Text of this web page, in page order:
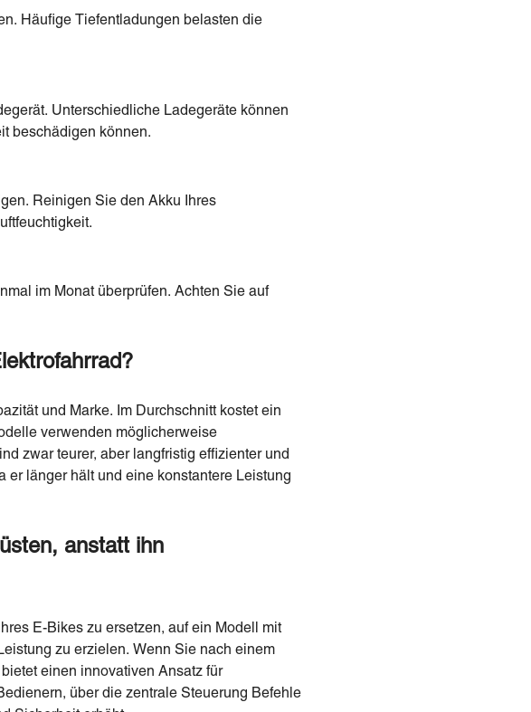
Häufige Tiefentladungen belasten die
Unterschiedliche Ladegeräte können
beschädigen können.
Reinigen Sie den Akku Ihres
im Monat überprüfen. Achten Sie auf
und Marke. Im Durchschnitt kostet ein
verwenden möglicherweise
zwar teurer, aber langfristig effizienter und
er länger hält und eine konstantere Leistung
anstatt ihn
E-Bikes zu ersetzen, auf ein Modell mit
zu erzielen. Wenn Sie nach einem
bietet einen innovativen Ansatz für
über die zentrale Steuerung Befehle